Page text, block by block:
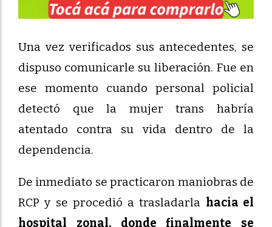
Una vez verificados sus antecedentes, se
dispuso comunicarle su liberación. Fue en
ese momento cuando personal policial
detectó que la mujer trans habría
atentado contra su vida dentro de la
dependencia.
De inmediato se practicaron maniobras de
RCP y se procedió a trasladarla hacia el
hospital zonal, donde finalmente se